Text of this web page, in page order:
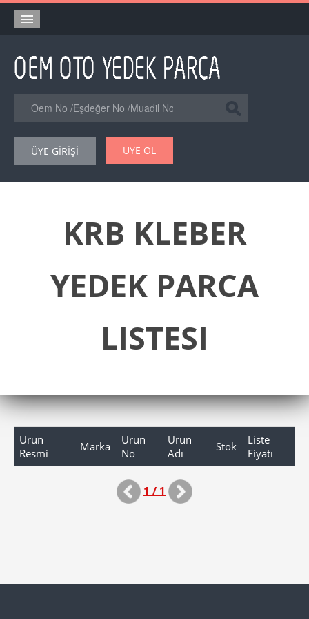
Orjinal Yedek Parça
Eşdeğer Muadil Yedek Parça
Şase Numarası VIN Yedekparça Sorgulama
Hakkımızda
ÜYE GİRİŞİ ÜYE OL
KRB KLEBER
YEDEK PARCA
LISTESI
Ürün
Resmi
Marka
Ürün
No
Ürün
Adı
Stok
Liste
Fiyatı
1 / 1